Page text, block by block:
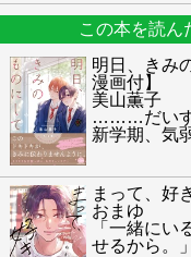
この本を読ん
明日、きみ
漫画付】
美山薫子
………だいす
新学期、気
まって、好
おまゆ
「一緒にい
せるから。」